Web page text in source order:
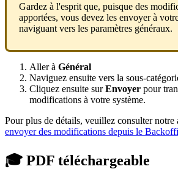
Gardez à l'esprit que, puisque des
apportées, vous devez les envoyer à
naviguant vers les paramètres généraux.
Aller à Général
Naviguez ensuite vers la sous-
Cliquez ensuite surEnvoyer pour
modifications à votre système.
Pour plus de détails, veuillez consulter notre
envoyer des modifications depuis le
🎓 PDF téléchargeable